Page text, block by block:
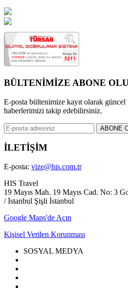
BÜLTENİMİZE ABONE
E-posta bültenimize kayıt olarak güncel
haberlerimizi takip edebilirsiniz.
İLETİŞİM
E-posta: vize@his.com.tr
HIS Travel
19 Mayıs Mah. 19 Mayıs Cad. No: 3
/ İstanbul Şişli İstanbul
Google Maps'de Açın
Kişisel Verilen Korunması
SOSYAL MEDYA